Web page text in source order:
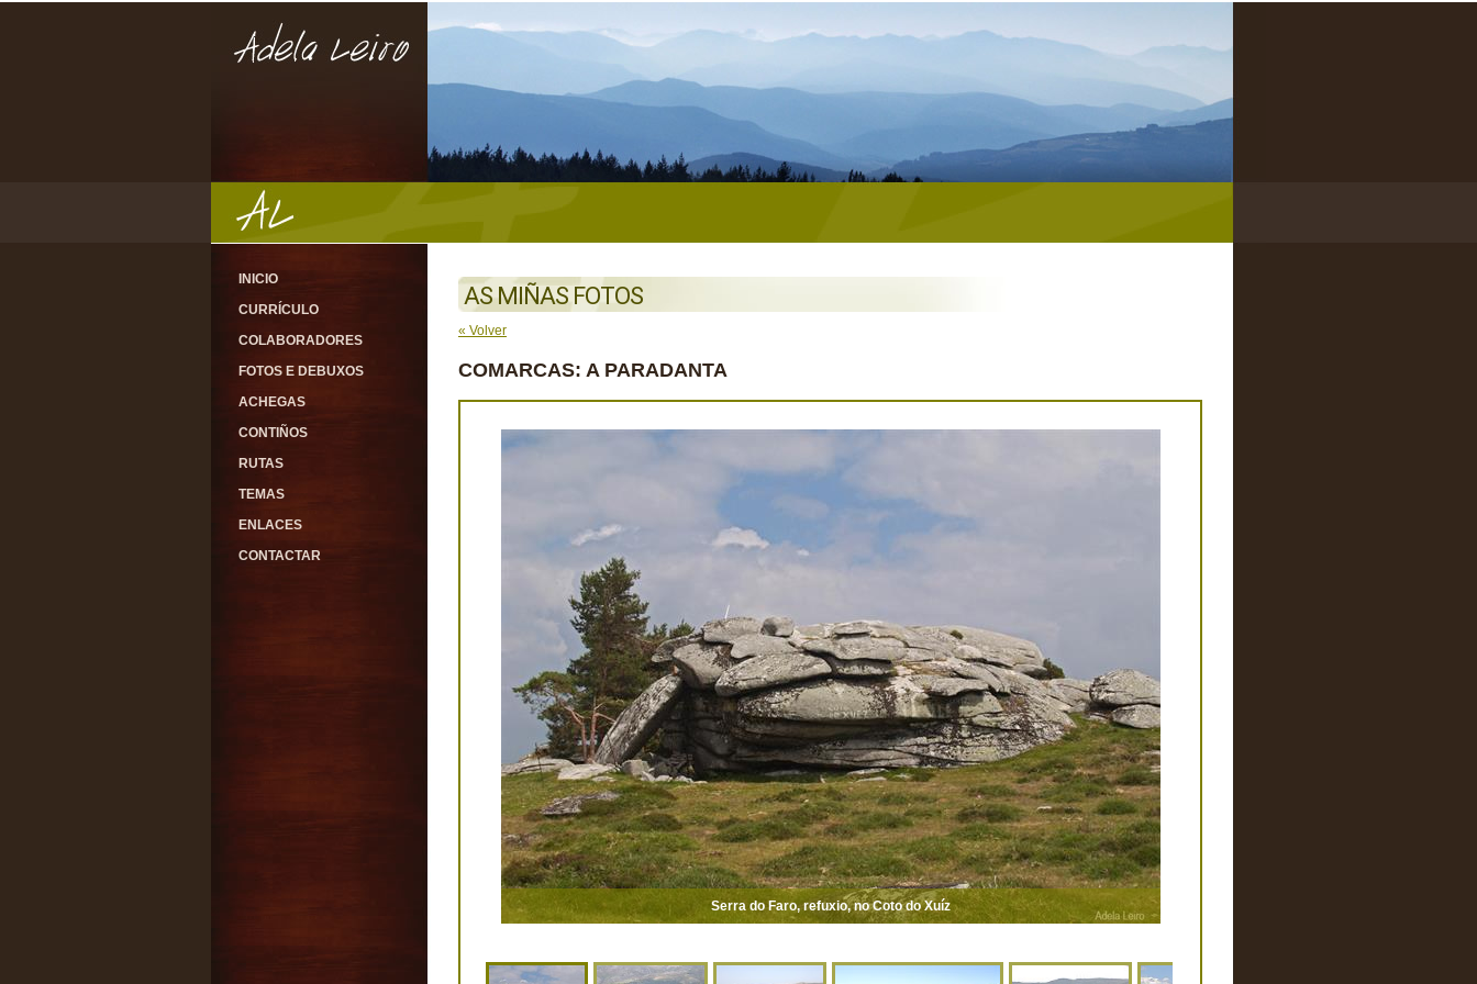
INICIO
CURRÍCULO
COLABORADORES
FOTOS E DEBUXOS
ACHEGAS
CONTIÑOS
RUTAS
TEMAS
ENLACES
CONTACTAR
AS MIÑAS FOTOS
« Volver
COMARCAS: A PARADANTA
Serra do Faro, refuxio, no Coto do Xuíz